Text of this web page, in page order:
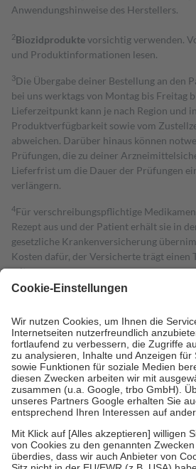
Anwendungshinweise des Herstellers.
2Biozidproduktevorsichtig verwenden.
und Produktinformationen lesen.
3Die Übergabe deiner Bestellung an den
bei uns werktags von Montag bis Freitag
Lieferzeitpunkt kann je nach Region und
Produktverfügbarkeit sowie vom
abweichen. Darüber hinaus können
Prüfungen, die zu deiner
Lieferfrist um die Dauer der Prüfungen
verlängern.
4Für verschreibungspflichtige
Rezept aus und der Patient erhält sie in
gesetzliche Krankenversicherung
Kosten dafür, der Versicherte trägt einen
mit.
Grundsätzlich leisten Mitglieder
höchstens zehn Euro.
Es sind jedoch nie
Kosten der Leistung zu entrichten.
Diese Regeln gelten grundsätzlich auch
Bei Heilmitteln und häuslicher
Zuzahlung zehn Prozent der Kosten
Verordnung.
Um das Engagement der Versicherten für
stärken und die besondere Stellung der
fallenkeine Zuzahlungenan bei:
• Kindern und Jugendlichen bis zum
mit Ausnahme der Fahrkosten